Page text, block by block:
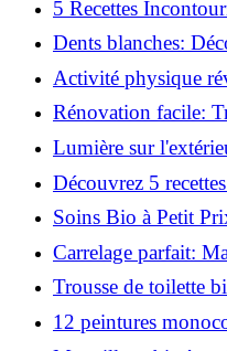
5 Recettes
des huiles essentielles!
Dents blanches:
ingrédients naturels!
Activité physique
compte pour votre
Rénovation facile:
parquet irrégulier
Lumière sur
concevoir et
Découvrez 5
vera pour votre peau!
Soins Bio à Petit
Chouchouter Pour
Carrelage parfait:
facilement!
Trousse de toilette
pour moins de 25€!
12 peintures
Découvrez les